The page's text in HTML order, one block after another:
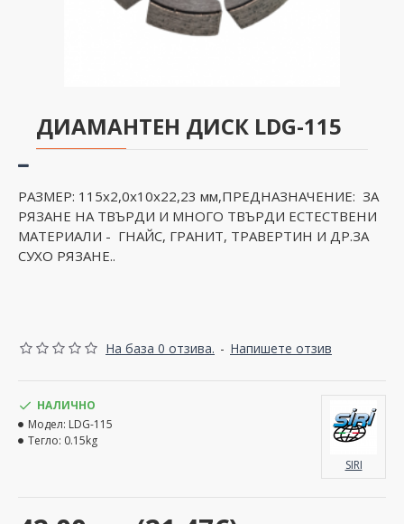
ДИАМАНТЕН ДИСК LDG-115
РАЗМЕР: 115x2,0x10x22,23 мм,ПРЕДНАЗНАЧЕНИЕ: ЗА
РЯЗАНЕ НА ТВЪРДИ И МНОГО ТВЪРДИ ЕСТЕСТВЕНИ
МАТЕРИАЛИ - ГНАЙС, ГРАНИТ, ТРАВЕРТИН И ДР.ЗА
СУХО РЯЗАНЕ..
На база 0 отзива. - Напишете отзив
НАЛИЧНО
Модел: LDG-115
Тегло: 0.15kg
SIRI